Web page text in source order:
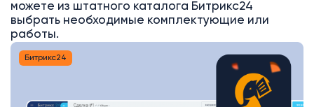
можете из штатного каталога Битрикс24
выбрать необходимые комплектующие или
работы.
Битрикс24